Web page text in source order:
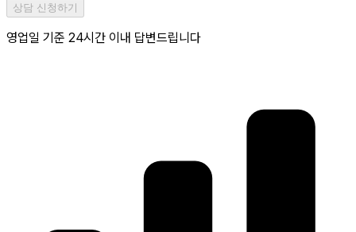
상담 신청하기
영업일 기준 24시간 이내 답변드립니다